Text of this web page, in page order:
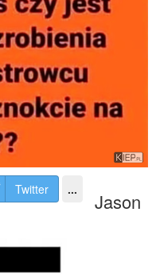
Twitter ... Jason